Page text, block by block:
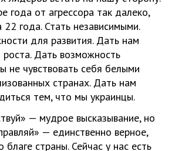
года от агрессора так далеко,
22 года. Стать независимыми.
для развития. Дать нам
Дать возможность
не чувствовать себя белыми
странах. Дать нам
тем, что мы украинцы.
— мудрое высказывание, но
— единственно верное,
благе страны. Сейчас у нас есть